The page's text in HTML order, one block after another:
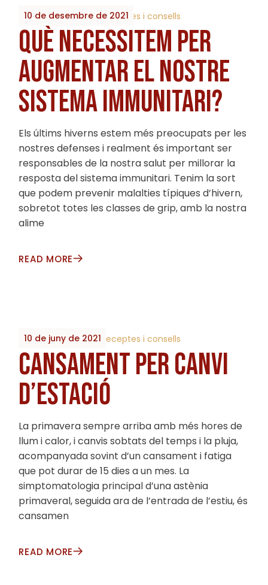
10 de desembre de 2021
By 2023_Biobrots Receptes i consells
QUÈ NECESSITEM PER
AUGMENTAR EL NOSTRE
SISTEMA IMMUNITARI?
Els últims hiverns estem més preocupats per les
nostres defenses i realment és important ser
responsables de la nostra salut per millorar la
resposta del sistema immunitari. Tenim la sort
que podem prevenir malalties típiques d’hivern,
sobretot totes les classes de grip, amb la nostra
alime
READ MORE
10 de juny de 2021
By 2023_Biobrots Receptes i consells
CANSAMENT PER CANVI
D’ESTACIÓ
La primavera sempre arriba amb més hores de
llum i calor, i canvis sobtats del temps i la pluja,
acompanyada sovint d’un cansament i fatiga
que pot durar de 15 dies a un mes. La
simptomatologia principal d’una astènia
primaveral, seguida ara de l’entrada de l’estiu, és
cansamen
READ MORE